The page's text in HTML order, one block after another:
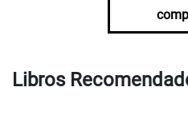
Libros